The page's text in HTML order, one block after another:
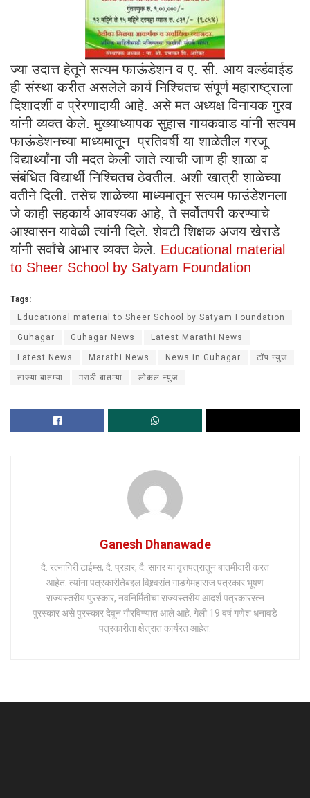
ज्या उदात्त हेतूने सत्यम फाऊंडेशन व ए. सी. आय वर्ल्डवाईड
ही संस्था करीत असलेले कार्य निश्चितच संपूर्ण महाराष्ट्राला
दिशादर्शी व प्रेरणादायी आहे. असे मत अध्यक्ष विनायक गुरव
यांनी व्यक्त केले. मुख्याध्यापक सुहास गायकवाड यांनी सत्यम
फाऊंडेशनच्या माध्यमातून प्रतिवर्षी या शाळेतील गरजू
विद्यार्थ्यांना जी मदत केली जाते त्याची जाण ही शाळा व
संबंधित विद्यार्थी निश्चितच ठेवतील. अशी खात्री शाळेच्या
वतीने दिली. तसेच शाळेच्या माध्यमातून सत्यम फाउंडेशनला
जे काही सहकार्य आवश्यक आहे, ते सर्वोतपरी करण्याचे
आश्वासन यावेळी त्यांनी दिले. शेवटी शिक्षक अजय खेराडे
यांनी सर्वांचे आभार व्यक्त केले. Educational material
to Sheer School by Satyam Foundation
Tags:
Educational material to Sheer School by Satyam Foundation
Guhagar Guhagar News Latest Marathi News
Latest News Marathi News News in Guhagar टॉप न्युज
ताज्या बातम्या मराठी बातम्या लोकल न्युज
Ganesh Dhanawade
दै. रत्नागिरी टाईम्स, दै. प्रहार, दै. सागर या वृत्तपत्रातून बातमीदारी करत
आहेत. त्यांना पत्रकारीतेबद्दल विश्र्वसंत गाडगेमहाराज पत्रकार भूषण
राज्यस्तरीय पुरस्कार, नवनिर्मितीचा राज्यस्तरीय आदर्श पत्रकाररत्न
पुरस्कार असे पुरस्कार देवून गौरविण्यात आले आहे. गेली 19 वर्ष गणेश धनावडे
पत्रकारीता क्षेत्रात कार्यरत आहेत.